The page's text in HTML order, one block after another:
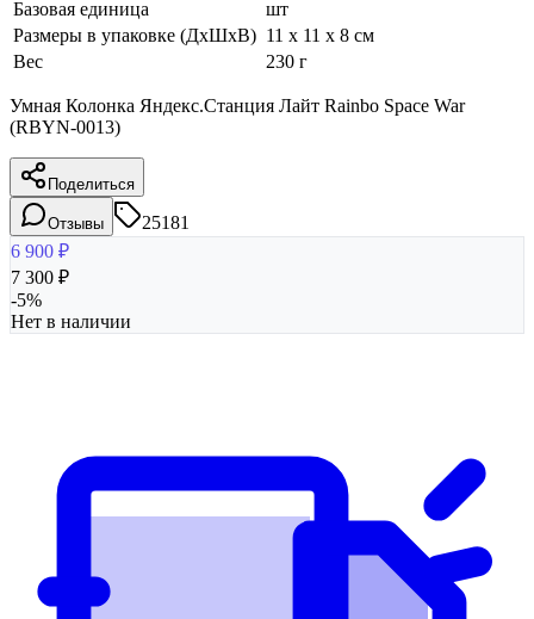
Базовая единица
шт
Размеры в упаковке (ДхШхВ) 11 x 11 x 8 см
Вес
230 г
Умная Колонка Яндекс.Станция Лайт Rainbo Space War
(RBYN-0013)
Поделиться
Отзывы
25181
6 900 ₽
7 300 ₽
-5%
Нет в наличии